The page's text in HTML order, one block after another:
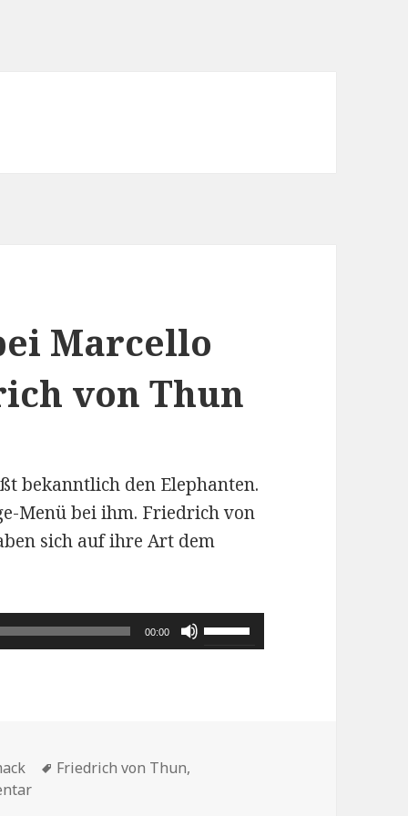
Marcello
von Thun
bekanntlich den Elephanten.
Menü bei ihm. Friedrich von
sich auf ihre Art dem
00:00
Pfeiltasten
Hoch/Runter
Schlagwörter
Friedrich von Thun,
zu Ein Abendessen bei Marcello Fabbri mit Friedrich